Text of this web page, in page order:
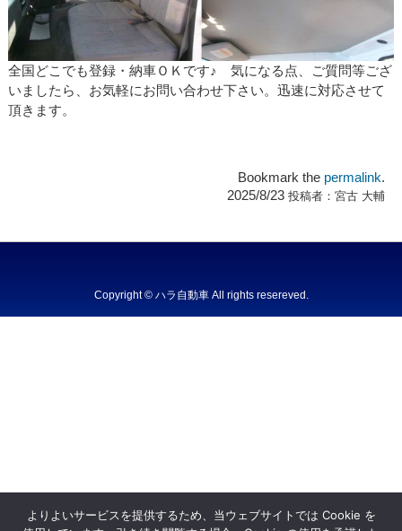
全国どこでも登録・納車ＯＫです♪ 気になる点、ご質問等ござ
いましたら、お気軽にお問い合わせ下さい。迅速に対応させて
頂きます。
Bookmark the permalink.
2025/8/23 投稿者：宮古 大輔
Copyright © ハラ自動車 All rights resereved.Powered by DJCOM Inc.
よりよいサービスを提供するため、当ウェブサイトでは Cookie を